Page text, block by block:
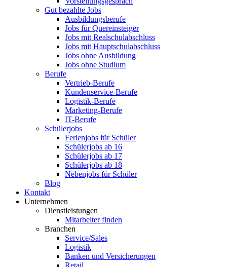
Gut bezahlte Jobs
Ausbildungsberufe
Jobs für Quereinsteiger
Jobs mit Realschulabschluss
Jobs mit Hauptschulabschluss
Jobs ohne Ausbildung
Jobs ohne Studium
Berufe
Vertrieb-Berufe
Kundenservice-Berufe
Logistik-Berufe
Marketing-Berufe
IT-Berufe
Schülerjobs
Ferienjobs für Schüler
Schülerjobs ab 16
Schülerjobs ab 17
Schülerjobs ab 18
Nebenjobs für Schüler
Blog
Kontakt
Unternehmen
Dienstleistungen
Mitarbeiter finden
Branchen
Service/Sales
Logistik
Banken und Versicherungen
Retail